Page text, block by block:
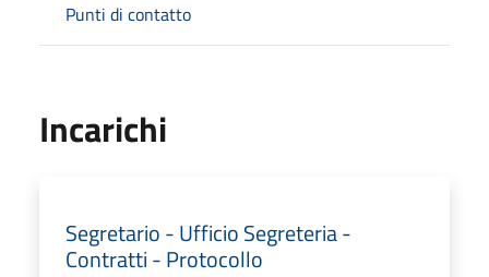
Punti di contatto
Incarichi
Segretario - Ufficio Segreteria -
Contratti - Protocollo